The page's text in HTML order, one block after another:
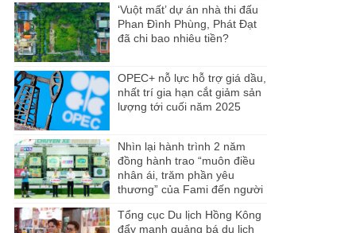
‘Vuột mất’ dự án nhà thi đấu
Phan Đình Phùng, Phát Đạt
đã chi bao nhiêu tiền?
OPEC+ nỗ lực hỗ trợ giá dầu,
nhất trí gia hạn cắt giảm sản
lượng tới cuối năm 2025
Nhìn lại hành trình 2 năm
đồng hành trao “muôn điều
nhân ái, trăm phần yêu
thương” của Fami đến người
Tổng cục Du lịch Hồng Kông
đẩy mạnh quảng bá du lịch